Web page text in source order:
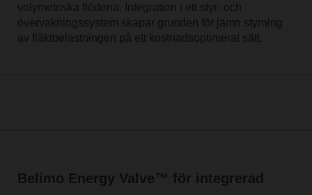
volymetriska flödena. Integration i ett styr- och
övervakningssystem skapar grunden för jämn styrning
av fläktbelastningen på ett kostnadsoptimerat sätt.
Belimo Energy Valve™ för integrerad